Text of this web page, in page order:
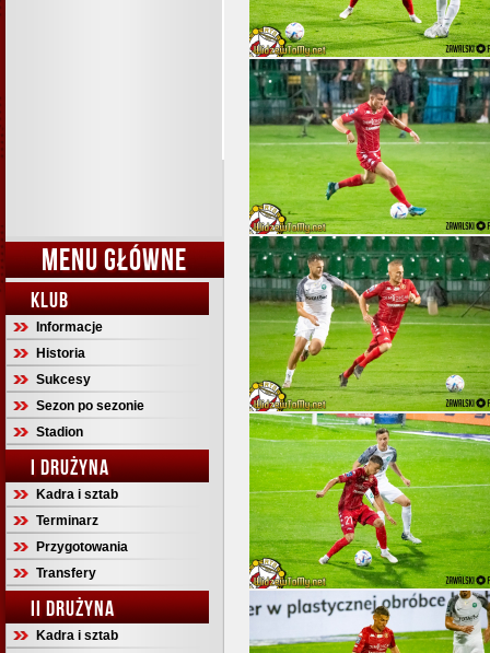
MENU GŁÓWNE
KLUB
Informacje
Historia
Sukcesy
Sezon po sezonie
Stadion
I DRUŻYNA
Kadra i sztab
Terminarz
Przygotowania
Transfery
II DRUŻYNA
Kadra i sztab